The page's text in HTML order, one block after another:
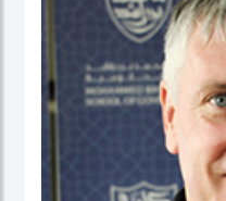
ومعهد الدراسات السياسية كقائد
الأكاديمية، تميز الدكتور حبيب الرحمن
بحوثه في دوريات محكمة وله أيضاً
جلسات حوارية في عدة مؤتمرات